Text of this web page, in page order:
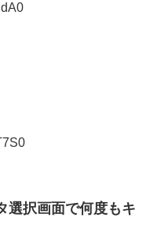
選択画面で何度もキ